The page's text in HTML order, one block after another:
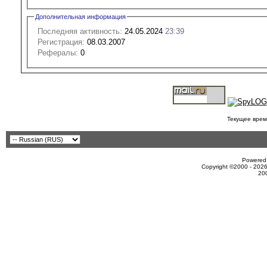
Дополнительная информация
Последняя активность: 24.05.2024 23:39
Регистрация: 08.03.2007
Рефералы: 0
Текущее
Copyright ©2000 -